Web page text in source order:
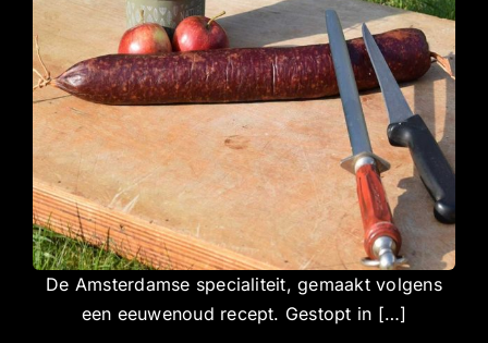
De Amsterdamse specialiteit, gemaakt volgens
een eeuwenoud recept. Gestopt in […]